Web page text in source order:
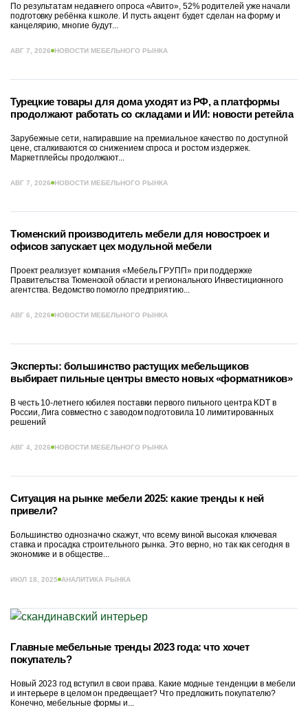
По результатам недавнего опроса «Авито», 52% родителей уже начали
подготовку ребёнка к школе. И пусть акцент будет сделан на форму и
канцелярию, многие будут...
АВГ 7, 2026 НОВОСТИ МЕБЕЛЬНОГО РЫНКА
Турецкие товары для дома уходят из РФ, а платформы
продолжают работать со складами и ИИ: новости ретейла
Зарубежные сети, напиравшие на премиальное качество по доступной
цене, сталкиваются со снижением спроса и ростом издержек.
Маркетплейсы продолжают...
АВГ 7, 2026 НОВОСТИ МЕБЕЛЬНОГО РЫНКА
Тюменский производитель мебели для новостроек и
офисов запускает цех модульной мебели
Проект реализует компания «Мебель ГРУПП» при поддержке
Правительства Тюменской области и регионального Инвестиционного
агентства. Ведомство помогло предприятию...
АВГ 6, 2026 НОВОСТИ МЕБЕЛЬНОГО РЫНКА
Эксперты: большинство растущих мебельщиков
выбирает пильные центры вместо новых «форматников»
В честь 10-летнего юбилея поставки первого пильного центра KDT в
России, Лига совместно с заводом подготовила 10 лимитированных
решений
АВГ 4, 2026 НОВОСТИ МЕБЕЛЬНОГО РЫНКА
Ситуация на рынке мебели 2025: какие тренды к ней
привели?
Большинство однозначно скажут, что всему виной высокая ключевая
ставка и просадка строительного рынка. Это верно, но так как сегодня в
экономике и в обществе...
ИЮЛ 18, 2025 АНАЛИТИКА РЫНКА
Главные мебельные тренды 2023 года: что хочет
покупатель?
Новый 2023 год вступил в свои права. Какие модные тенденции в мебели
и интерьере в целом он предвещает? Что предложить покупателю?
Конечно, мебельные формы и...